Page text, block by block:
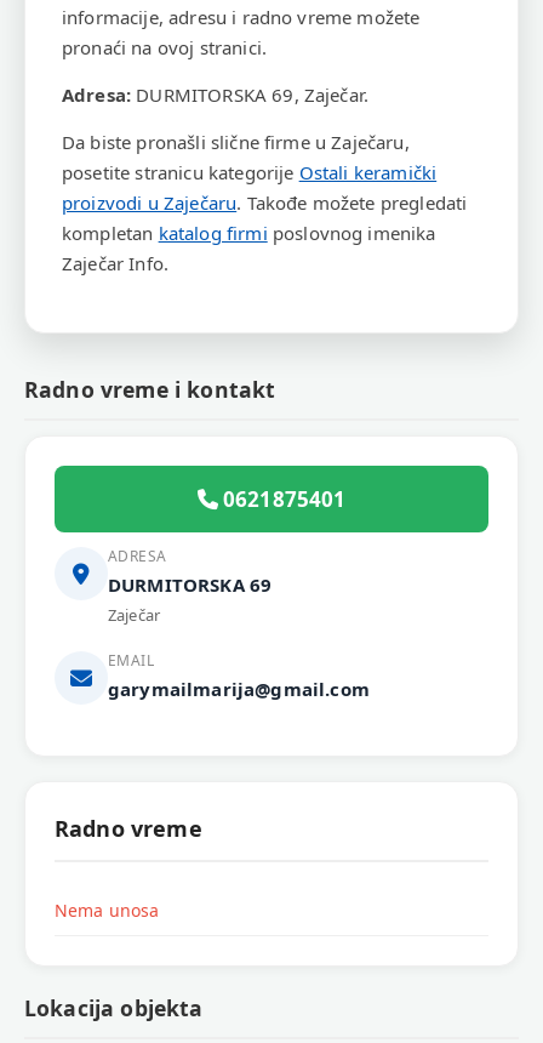
informacije, adresu i radno vreme možete
pronaći na ovoj stranici.
Adresa: DURMITORSKA 69, Zaječar.
Da biste pronašli slične firme u Zaječaru,
posetite stranicu kategorije Ostali keramički
proizvodi u Zaječaru. Takođe možete pregledati
kompletan katalog firmi poslovnog imenika
Zaječar Info.
Radno vreme i kontakt
0621875401
ADRESA
DURMITORSKA 69
Zaječar
EMAIL
garymailmarija@gmail.com
Radno vreme
Nema unosa
Lokacija objekta